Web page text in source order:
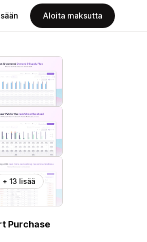
Aloita maksutta
+ 13 lisää
Purchase